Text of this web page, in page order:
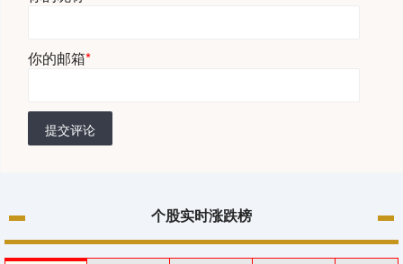
你的邮箱*
提交评论
个股实时涨跌榜